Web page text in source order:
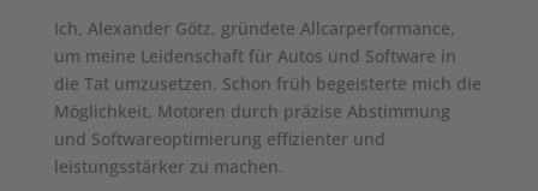
Ich, Alexander Götz, gründete Allcarperformance,
um meine Leidenschaft für Autos und Software in
die Tat umzusetzen. Schon früh begeisterte mich die
Möglichkeit, Motoren durch präzise Abstimmung
und Softwareoptimierung effizienter und
leistungsstärker zu machen.